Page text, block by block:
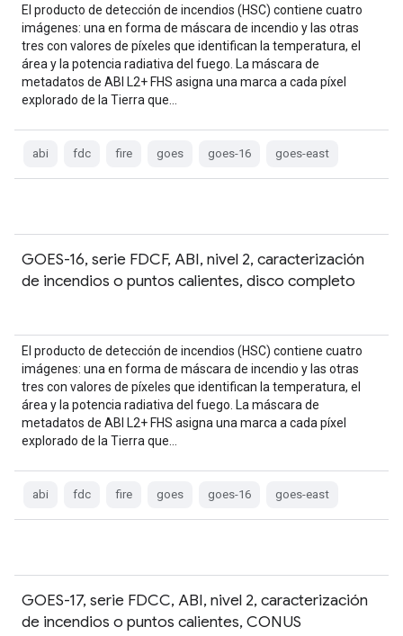
El producto de detección de incendios (HSC) contiene cuatro
imágenes: una en forma de máscara de incendio y las otras
tres con valores de píxeles que identifican la temperatura, el
área y la potencia radiativa del fuego. La máscara de
metadatos de ABI L2+ FHS asigna una marca a cada píxel
explorado de la Tierra que…
abi fdc fire goes goes-16 goes-east
GOES-16, serie FDCF, ABI, nivel 2, caracterización
de incendios o puntos calientes, disco completo
El producto de detección de incendios (HSC) contiene cuatro
imágenes: una en forma de máscara de incendio y las otras
tres con valores de píxeles que identifican la temperatura, el
área y la potencia radiativa del fuego. La máscara de
metadatos de ABI L2+ FHS asigna una marca a cada píxel
explorado de la Tierra que…
abi fdc fire goes goes-16 goes-east
GOES-17, serie FDCC, ABI, nivel 2, caracterización
de incendios o puntos calientes, CONUS